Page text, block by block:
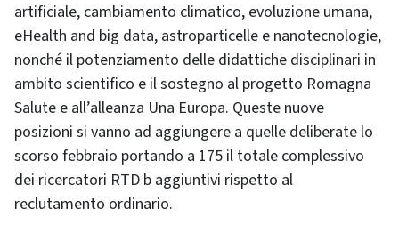
artificiale, cambiamento climatico, evoluzione umana,
eHealth and big data, astroparticelle e nanotecnologie,
nonché il potenziamento delle didattiche disciplinari in
ambito scientifico e il sostegno al progetto Romagna
Salute e all’alleanza Una Europa. Queste nuove
posizioni si vanno ad aggiungere a quelle deliberate lo
scorso febbraio portando a 175 il totale complessivo
dei ricercatori RTD b aggiuntivi rispetto al
reclutamento ordinario.